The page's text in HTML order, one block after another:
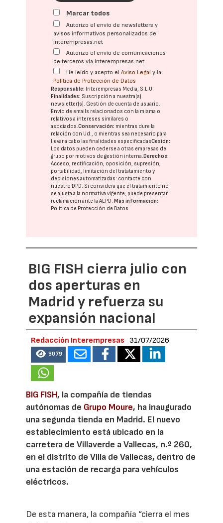
Marcar todos
Autorizo el envío de newsletters y
avisos informativos personalizados de
interempresas.net
Autorizo el envío de comunicaciones
de terceros vía interempresas.net
He leído y acepto elAviso Legal y la
Política de Protección de Datos
Responsable: Interempresas Media, S.L.U.
Finalidades: Suscripción a nuestra(s)
newsletter(s). Gestión de cuenta de usuario.
Envío de emails relacionados con la misma o
relativos a intereses similares o
asociados.Conservación: mientras dure la
relación con Ud., o mientras sea necesario para
llevar a cabo las finalidades especificadasCesión:
Los datos pueden cederse a otras empresas del
grupo por motivos de gestión interna.Derechos:
Acceso, rectificación, oposición, supresión,
portabilidad, limitación del tratatamiento y
decisiones automatizadas: contacte con
nuestro DPD . Si considera que el tratamiento no
se ajusta a la normativa vigente, puede presentar
reclamación ante laAEPD .Más información:
Política de Protección de Datos
BIG FISH cierra julio con
dos aperturas en
Madrid y refuerza su
expansión nacional
Redacción Interempresas 31/07/2026
3079
BIG FISH, la compañía de tiendas
autónomas de Grupo Moure, ha inaugurado
una segunda tienda en Madrid. El nuevo
establecimiento está ubicado en la
carretera de Villaverde a Vallecas, n.º 260,
en el distrito de Villa de Vallecas, dentro de
una estación de recarga para vehículos
eléctricos.
De esta manera, la compañía “cierra el mes